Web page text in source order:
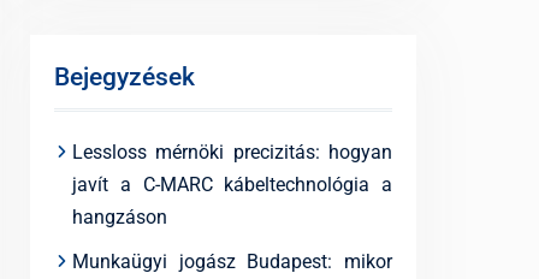
Bejegyzések
Lessloss mérnöki precizitás: hogyan
javít a C-MARC kábeltechnológia a
hangzáson
Munkaügyi jogász Budapest: mikor